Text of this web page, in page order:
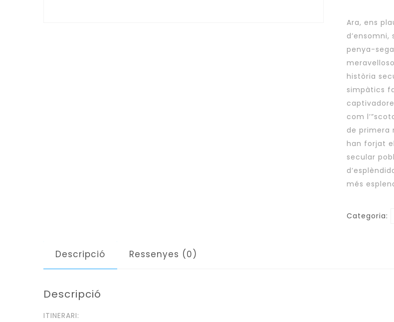
Ara, ens
penya-
història
simpàtics
com
de primera
han forjat
secular
més
Categoria:
Descripció Ressenyes (0)
Descripció
ITINERARI: